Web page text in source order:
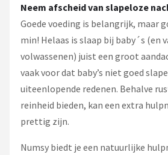
Neem afscheid van slapeloze
Goede voeding is belangrijk, maar
min! Helaas is slaap bij baby´s (en
volwassenen) juist een groot
vaak voor dat baby’s niet goed
uiteenlopende redenen. Behalve
reinheid bieden, kan een extra
prettig zijn.
Numsy biedt je een natuurlijke